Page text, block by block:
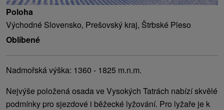
Poloha
Východné Slovensko, Prešovský kraj, Štrbské Pleso
Oblíbené
Nadmořská výška: 1360 - 1825 m.n.m.
Nejvýše položená osada ve Vysokých Tatrách nabízí skvělé
podmínky pro sjezdové i běžecké lyžování. Pro lyžaře je k